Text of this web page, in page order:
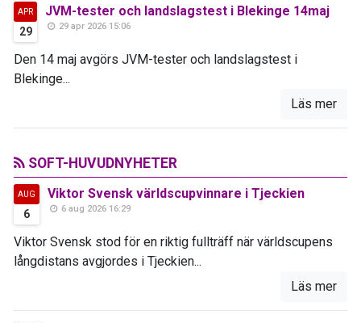
APR
29
JVM-tester och landslagstest i Blekinge 14maj
29 apr 2026 15:06
Den 14 maj avgörs JVM-tester och landslagstest i
Blekinge...
Läs mer
SOFT-HUVUDNYHETER
AUG
6
Viktor Svensk världscupvinnare i Tjeckien
6 aug 2026 16:29
Viktor Svensk stod för en riktig fullträff när världscupens
långdistans avgjordes i Tjeckien...
Läs mer